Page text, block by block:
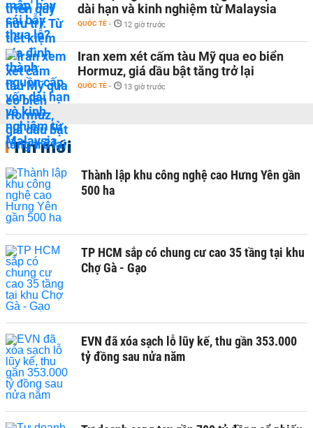
dài hạn và kinh nghiệm từ Malaysia
QUỐC TẾ - 12 giờ trước
Iran xem xét cấm tàu Mỹ qua eo biển
Hormuz, giá dầu bật tăng trở lại
QUỐC TẾ - 13 giờ trước
Tin mới
Thành lập khu công nghệ cao Hưng Yên gần
500 ha
TP HCM sắp có chung cư cao 35 tầng tại khu
Chợ Gà - Gạo
EVN đã xóa sạch lỗ lũy kế, thu gần 353.000
tỷ đồng sau nửa năm